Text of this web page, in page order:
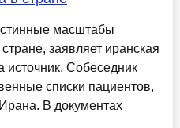
масштабы
заявляет иранская
источник. Собеседник
списки пациентов,
В документах